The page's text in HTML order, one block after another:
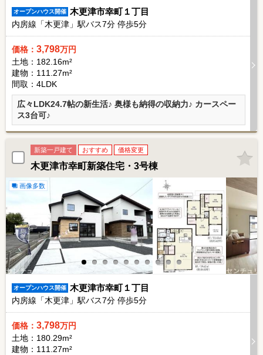
オープンハウス開催 木更津市幸町１丁目
内房線「木更津」駅バス7分 停歩5分
価格： 3,798万円
土地：182.16m²
建物：111.27m²
間取：4LDK
広々LDK24.7帖の新生活♪ 奥様も納得の収納力♪ カースペー
ス3台可♪
新築一戸建て おすすめ 価格変更
木更津市幸町新築住宅・3号棟
画像多数
オープンハウス開催 木更津市幸町１丁目
内房線「木更津」駅バス7分 停歩5分
価格： 3,798万円
土地：180.29m²
建物：111.27m²